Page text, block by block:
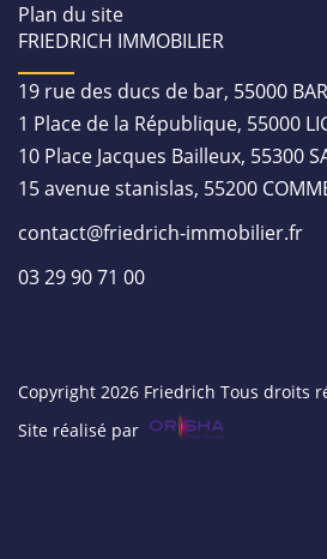
Plan du site
FRIEDRICH IMMOBILIER
19 rue des ducs de bar, 55000
1 Place de la République, 55000
10 Place Jacques Bailleux, 55300
15 avenue stanislas, 55200
contact@friedrich-immobilier.fr
03 29 90 71 00
Copyright 2026 Friedrich Tous droits
Site réalisé par